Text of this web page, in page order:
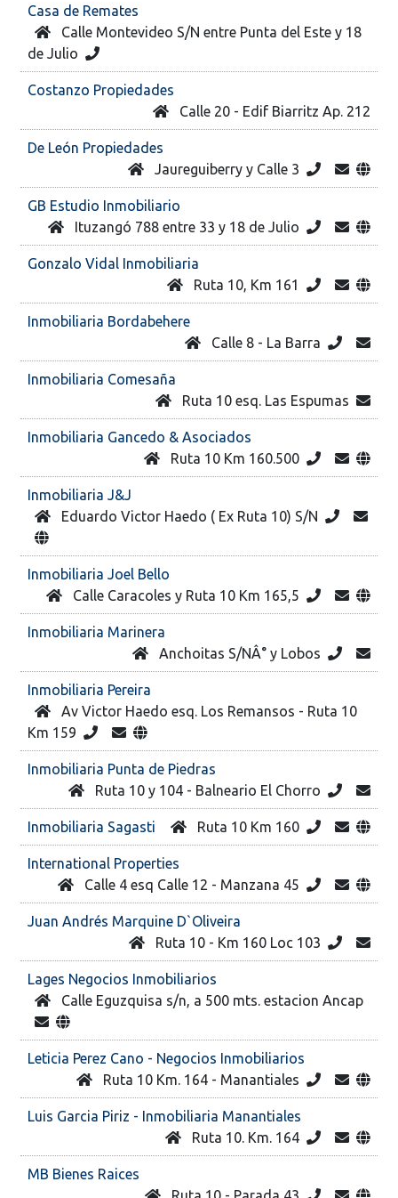
Casa de Remates
Calle Montevideo S/N entre Punta del Este y 18
de Julio
Costanzo Propiedades
Calle 20 - Edif Biarritz Ap. 212
De León Propiedades
Jaureguiberry y Calle 3
GB Estudio Inmobiliario
Ituzangó 788 entre 33 y 18 de Julio
Gonzalo Vidal Inmobiliaria
Ruta 10, Km 161
Inmobiliaria Bordabehere
Calle 8 - La Barra
Inmobiliaria Comesaña
Ruta 10 esq. Las Espumas
Inmobiliaria Gancedo & Asociados
Ruta 10 Km 160.500
Inmobiliaria J&J
Eduardo Victor Haedo ( Ex Ruta 10) S/N
Inmobiliaria Joel Bello
Calle Caracoles y Ruta 10 Km 165,5
Inmobiliaria Marinera
Anchoitas S/NÂ° y Lobos
Inmobiliaria Pereira
Av Victor Haedo esq. Los Remansos - Ruta 10
Km 159
Inmobiliaria Punta de Piedras
Ruta 10 y 104 - Balneario El Chorro
Inmobiliaria Sagasti Ruta 10 Km 160
International Properties
Calle 4 esq Calle 12 - Manzana 45
Juan Andrés Marquine D`Oliveira
Ruta 10 - Km 160 Loc 103
Lages Negocios Inmobiliarios
Calle Eguzquisa s/n, a 500 mts. estacion Ancap
Leticia Perez Cano - Negocios Inmobiliarios
Ruta 10 Km. 164 - Manantiales
Luis Garcia Piriz - Inmobiliaria Manantiales
Ruta 10. Km. 164
MB Bienes Raices